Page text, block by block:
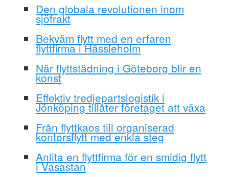
Den globala revolutionen inom
sjöfrakt
Bekväm flytt med en erfaren
flyttfirma i Hässleholm
När flyttstädning i Göteborg blir en
konst
Effektiv tredjepartslogistik i
Jönköping tillåter företaget att växa
Från flyttkaos till organiserad
kontorsflytt med enkla steg
Anlita en flyttfirma för en smidig flytt
i Vasastan